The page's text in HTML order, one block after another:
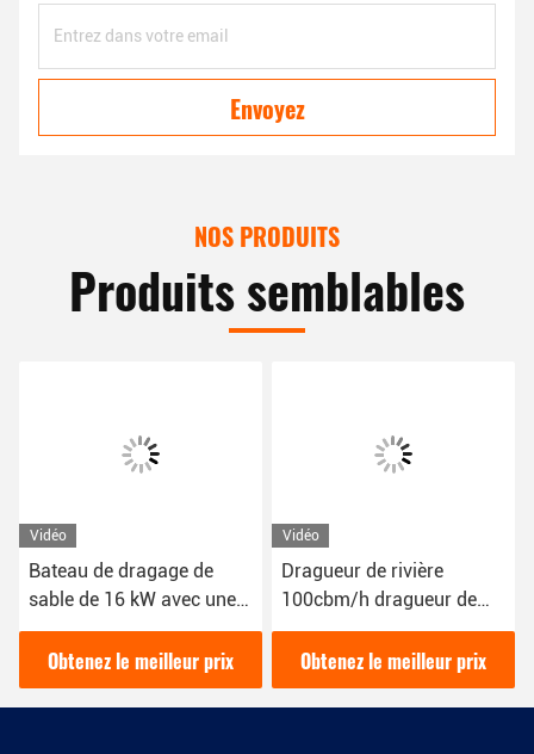
Envoyez
NOS PRODUITS
Produits semblables
Vidéo
Bateau de dragage de
sable de 16 kW avec une
couleur bleue 1800 m3/h
pour le dragage fluvial
YSCSD350
Obtenez le meilleur prix
Vidéo
Dragueur de rivière
100cbm/h dragueur de
sable couleur rouge 16kw
bateau dragueur de boue
Obtenez le meilleur prix